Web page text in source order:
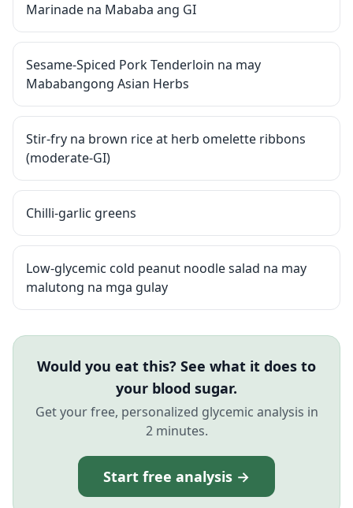
Marinade na Mababa ang GI
Sesame-Spiced Pork Tenderloin na may
Mababangong Asian Herbs
Stir-fry na brown rice at herb omelette ribbons
(moderate-GI)
Chilli-garlic greens
Low-glycemic cold peanut noodle salad na may
malutong na mga gulay
Would you eat this? See what it does to
your blood sugar.
Get your free, personalized glycemic analysis in
2 minutes.
Start free analysis →